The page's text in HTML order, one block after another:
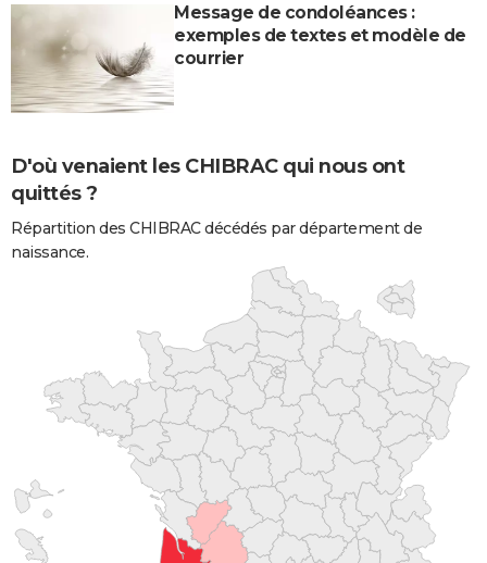
Message de condoléances :
exemples de textes et modèle de
courrier
D'où venaient les CHIBRAC qui nous ont
quittés ?
Répartition des CHIBRAC décédés par département de
naissance.